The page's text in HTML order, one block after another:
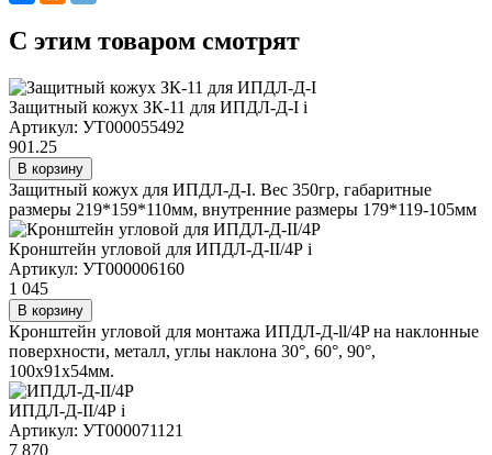
C этим товаром смотрят
Защитный кожух ЗК-11 для ИПДЛ-Д-I i
Артикул: УТ000055492
901.25
В корзину
Защитный кожух для ИПДЛ-Д-I. Вес 350гр, габаритные
размеры 219*159*110мм, внутренние размеры 179*119-105мм
Кронштейн угловой для ИПДЛ-Д-II/4Р i
Артикул: УТ000006160
1 045
В корзину
Кронштейн угловой для монтажа ИПДЛ-Д-ll/4P на наклонные
поверхности, металл, углы наклона 30°, 60°, 90°,
100х91х54мм.
ИПДЛ-Д-II/4Р i
Артикул: УТ000071121
7 870